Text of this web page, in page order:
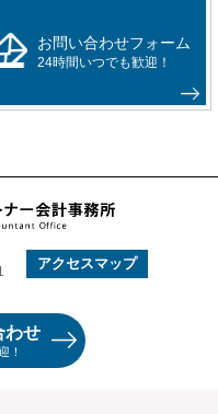
お問い合わせフォーム
24時間いつでも歓迎！
アクセスマップ
わせ
！